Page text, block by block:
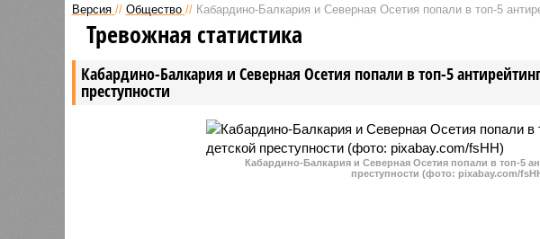
краже 2,5 млн рублей со счетов
собственного ведомства.
Следствие полагает, что они
давали ложные сведения в
заявки на кассовые расходы
Абдулмумину Гаджиеву -
Версия // Общество // Кабардино-Балкария и Северная Осетия попали в топ-5
Кабардино-Балкария и Северная Осетия попали в топ-5
преступности
Тревожная статистика
Кабардино-Балкария и Северная Осетия попали в топ-5
преступности (фото: pixabay.com/